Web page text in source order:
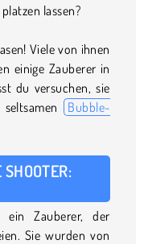
lassen?
Viele von ihnen
einige Zauberer in
du versuchen, sie
seltsamen Bubble-
Zauberer, der
Sie wurden von